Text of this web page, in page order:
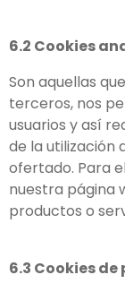
6.2 Cookies
Son aquellas
terceros, nos
usuarios y así
de la utilización
ofertado. Para
nuestra página
productos o
6.3 Cookies